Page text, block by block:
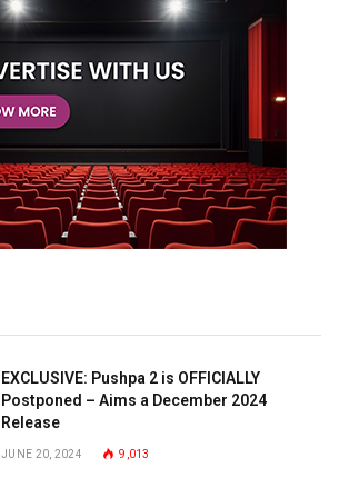
EXCLUSIVE: Pushpa 2 is OFFICIALLY
Postponed – Aims a December 2024
Release
JUNE 20, 2024 9,013